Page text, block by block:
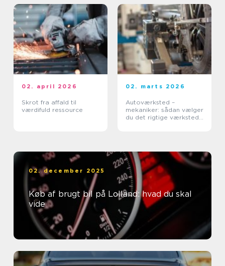
02. april 2026
Skrot fra affald til
værdifuld ressource
02. marts 2026
Autoværksted –
mekaniker: sådan vælger
du det rigtige værksted
02. december 2025
Køb af brugt bil på Lolland: hvad du skal
vide